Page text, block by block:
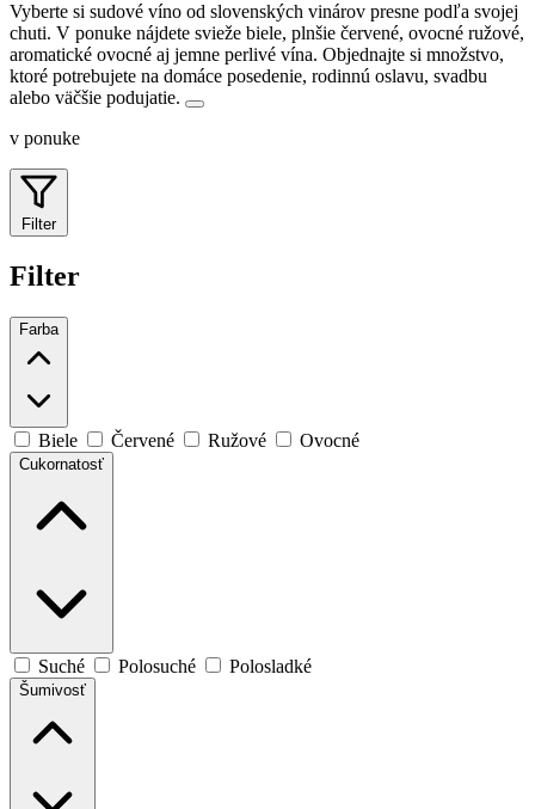
Vyberte si sudové víno od slovenských vinárov presne podľa svojej
chuti. V ponuke nájdete svieže biele, plnšie červené, ovocné ružové,
aromatické ovocné aj jemne perlivé vína. Objednajte si množstvo,
ktoré potrebujete na domáce posedenie, rodinnú oslavu, svadbu
alebo väčšie podujatie.
v ponuke
Filter
Filter
Farba
Biele Červené Ružové Ovocné
Cukornatosť
Suché Polosuché Polosladké
Šumivosť